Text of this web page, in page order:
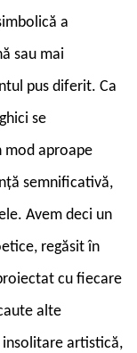
a
sau mai
pus diferit. Ca
se
mod aproape
semnificativă,
Avem deci un
regăsit în
cu fiecare
alte
artistică,